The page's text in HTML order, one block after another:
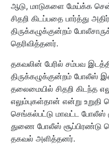
ஆடு, மாடுகளை மேய்க்க
சிதறி கிடப்பதை பார்த்து
திருக்கழுக்குன்றம்
தெரிவித்தனர்.
தகவலின் பேரில் சம்பவ
திருக்கழுக்குன்றம் போலீஸ்
தலைமையில் சிதறி கிடந்த
எலும்புகள்தான் என்று உறுதி
செங்கல்பட்டு மாவட்ட போலீஸ்
துணை போலீஸ் சூப்பிரண்டு
தகவல் அளித்தனர்.